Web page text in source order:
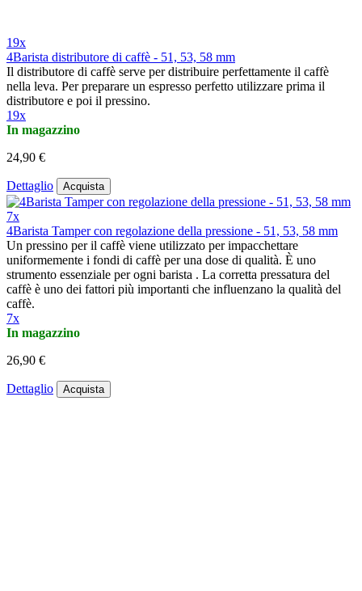
19x
4Barista distributore di caffè - 51, 53, 58 mm
Il distributore di caffè serve per distribuire perfettamente il caffè
nella leva. Per preparare un espresso perfetto utilizzare prima il
distributore e poi il pressino.
19x
In magazzino
24,90 €
Dettaglio Acquista
7x
4Barista Tamper con regolazione della pressione - 51, 53, 58 mm
Un pressino per il caffè viene utilizzato per impacchettare
uniformemente i fondi di caffè per una dose di qualità. È uno
strumento essenziale per ogni barista . La corretta pressatura del
caffè è uno dei fattori più importanti che influenzano la qualità del
caffè.
7x
In magazzino
26,90 €
Dettaglio Acquista